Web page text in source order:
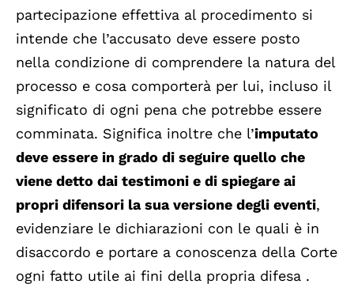
partecipazione effettiva al procedimento si
intende che l’accusato deve essere posto
nella condizione di comprendere la natura del
processo e cosa comporterà per lui, incluso il
significato di ogni pena che potrebbe essere
comminata. Significa inoltre che l’imputato
deve essere in grado di seguire quello che
viene detto dai testimoni e di spiegare ai
propri difensori la sua versione degli eventi,
evidenziare le dichiarazioni con le quali è in
disaccordo e portare a conoscenza della Corte
ogni fatto utile ai fini della propria difesa .